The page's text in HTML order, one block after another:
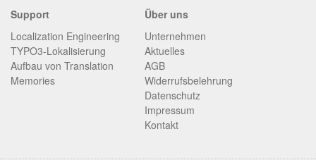
Support
Localization Engineering
TYPO3-Lokalisierung
Aufbau von Translation
Memories
Über uns
Unternehmen
Aktuelles
AGB
Widerrufsbelehrung
Datenschutz
Impressum
Kontakt